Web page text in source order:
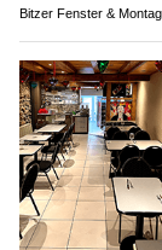
Bitzer Fenster &